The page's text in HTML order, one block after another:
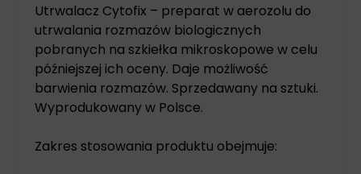
Utrwalacz Cytofix – preparat w aerozolu do
utrwalania rozmazów biologicznych
pobranych na szkiełka mikroskopowe w celu
późniejszej ich oceny. Daje możliwość
barwienia rozmazów. Sprzedawany na sztuki.
Wyprodukowany w Polsce.
Zakres stosowania produktu obejmuje: